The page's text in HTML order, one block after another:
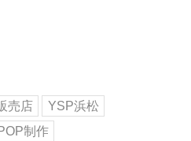
売店
YSP浜松
POP制作